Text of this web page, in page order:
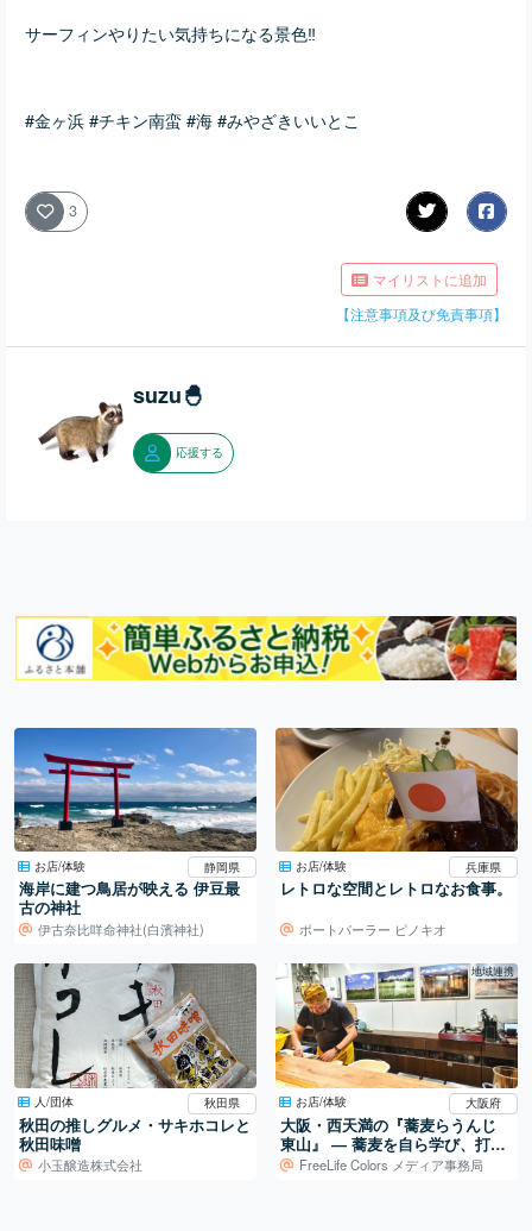
サーフィンやりたい気持ちになる景色‼︎
#金ヶ浜 #チキン南蛮 #海 #みやざきいいとこ
3
マイリストに追加
【注意事項及び免責事項】
suzu🐣
応援する
お店/体験 静岡県
海岸に建つ鳥居が映える 伊豆最
古の神社
伊古奈比咩命神社(白濱神社)
お店/体験 兵庫県
レトロな空間とレトロなお食事。
ポートパーラー ピノキオ
人/団体 秋田県
秋田の推しグルメ・サキホコレと
秋田味噌
小玉醸造株式会社
地域連携
お店/体験 大阪府
大阪・西天満の『蕎麦らうんじ
東山』 ― 蕎麦を自ら学び、打ち
続ける日常
FreeLife Colors メディア事務局